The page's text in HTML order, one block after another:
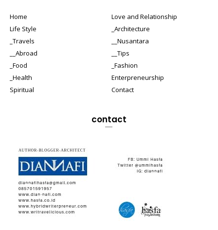
Home
Love and Relationship
Life Style
_Architecture
_Travels
__Nusantara
__Abroad
__Tips
_Food
_Fashion
_Health
Enterpreneurship
Spiritual
Contact
contact